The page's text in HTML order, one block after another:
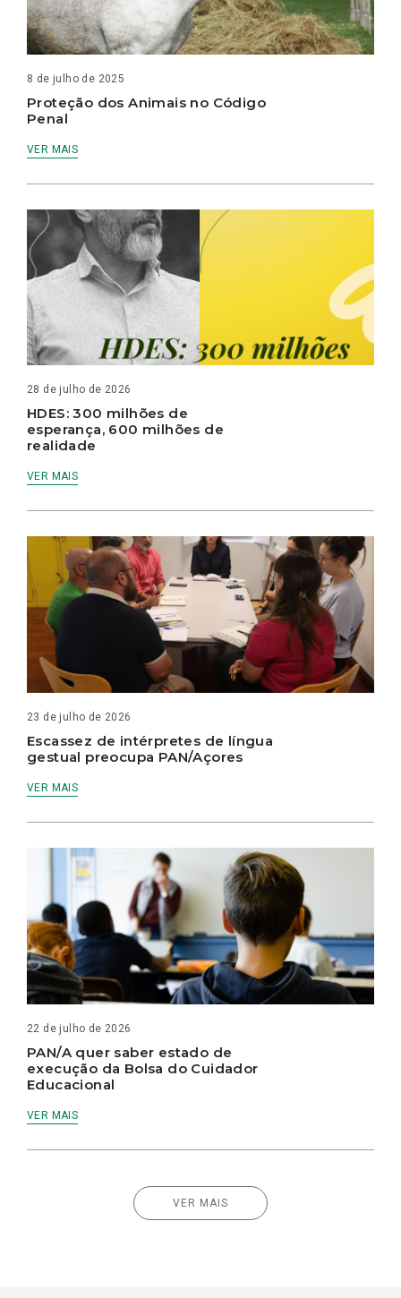
8 de julho de 2025
Proteção dos Animais no Código
Penal
VER MAIS
28 de julho de 2026
HDES: 300 milhões de
esperança, 600 milhões de
realidade
VER MAIS
23 de julho de 2026
Escassez de intérpretes de língua
gestual preocupa PAN/Açores
VER MAIS
22 de julho de 2026
PAN/A quer saber estado de
execução da Bolsa do Cuidador
Educacional
VER MAIS
VER MAIS